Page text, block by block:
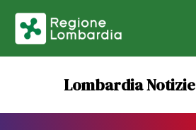
Lombardia Notizie